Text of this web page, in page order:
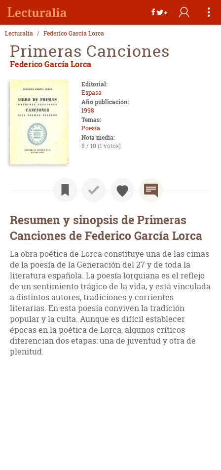
Lecturalia Federico García Lorca
Primeras Canciones
Federico García Lorca
Editorial:
Espasa
Año publicación:
1998
Temas:
Poesía
Nota media:
8 / 10 (1 votos)
Resumen y sinopsis de Primeras
Canciones de Federico García Lorca
La obra poética de Lorca constituye una de las cimas
de la poesía de la Generación del 27 y de toda la
literatura española. La poesía lorquiana es el reflejo
de un sentimiento trágico de la vida, y está vinculada
a distintos autores, tradiciones y corrientes
literarias. En esta poesía conviven la tradición
popular y la culta. Aunque es difícil establecer
épocas en la poética de Lorca, algunos críticos
diferencian dos etapas: una de juventud y otra de
plenitud.